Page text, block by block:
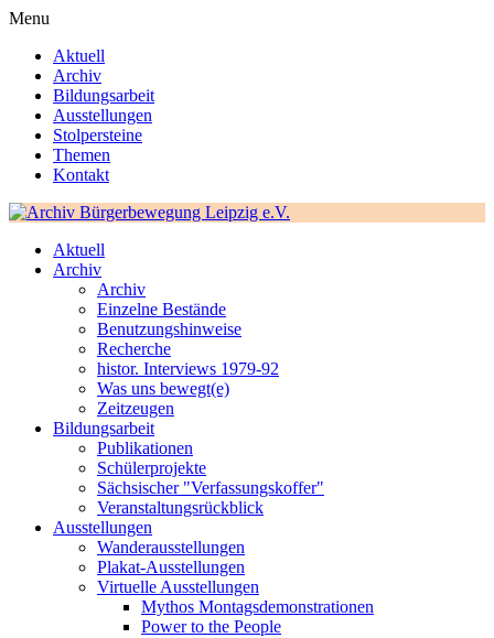
Menu
Aktuell
Archiv
Bildungsarbeit
Ausstellungen
Stolpersteine
Themen
Kontakt
Aktuell
Archiv
Archiv
Einzelne Bestände
Benutzungshinweise
Recherche
histor. Interviews 1979-92
Was uns bewegt(e)
Zeitzeugen
Bildungsarbeit
Publikationen
Schülerprojekte
Sächsischer "Verfassungskoffer"
Veranstaltungsrückblick
Ausstellungen
Wanderausstellungen
Plakat-Ausstellungen
Virtuelle Ausstellungen
Mythos Montagsdemonstrationen
Power to the People